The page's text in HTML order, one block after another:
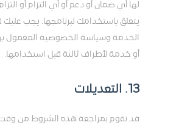
لها أي ضمان أو دعم أو أي التزام أو
يتعلق باستخدامك لبرنامجها. يجب
الخدمة وسياسة الخصوصية المعمول
أو خدمة لأطراف ثالثة قبل استخدامها.
13. التعديلات
قد نقوم بمراجعة هذه الشروط من وقت